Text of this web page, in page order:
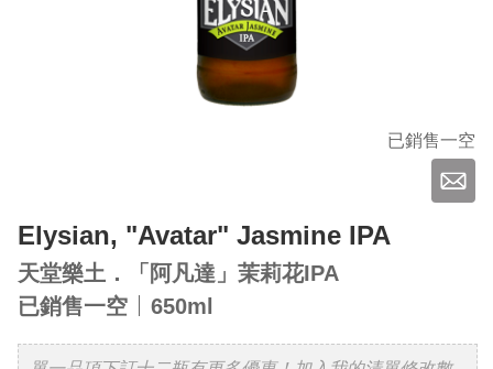
已銷售一空
Elysian, "Avatar" Jasmine IPA
天堂樂土．「阿凡達」茉莉花IPA
已銷售一空
650ml